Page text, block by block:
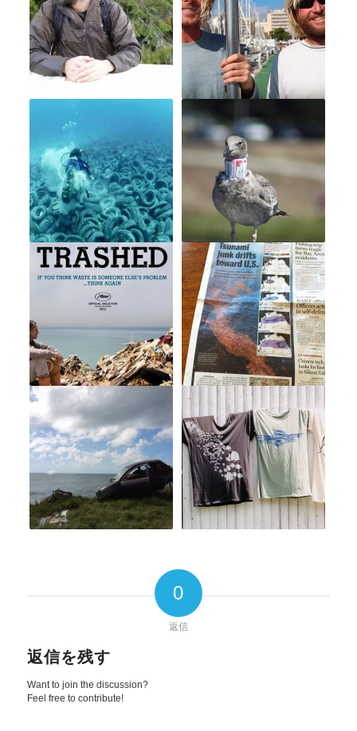
0
返信
返信を残す
Want to join the discussion?
Feel free to contribute!